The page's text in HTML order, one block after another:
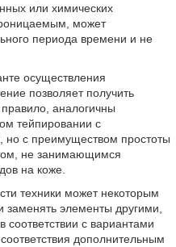
или химических
может
периода времени и не
осуществления
позволяет получить
аналогичны
тейпировании с
но с преимуществом простоты
не занимающимся
на коже.
техники может некоторым
элементы другими,
с вариантами
дополнительным